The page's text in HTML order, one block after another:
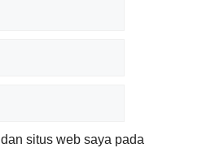
situs web saya pada